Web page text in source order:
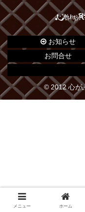
お知らせ
お問合せ
© 2012 心が
メニュー ホーム